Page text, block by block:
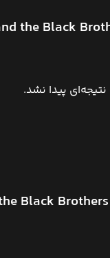
نتیجه‌ای پیدا نشد.